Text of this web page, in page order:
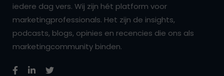
iedere dag vers. Wij zijn hét platform voor
marketingprofessionals. Het zijn de insights,
podcasts, blogs, opinies en recencies die ons als
marketingcommunity binden.